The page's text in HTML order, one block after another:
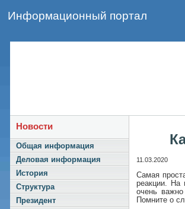
Информационный портал
Новости
Общая информация
Деловая информация
История
Структура
Президент
11.03.2020
Самая
реакции. На
очень
Помните о